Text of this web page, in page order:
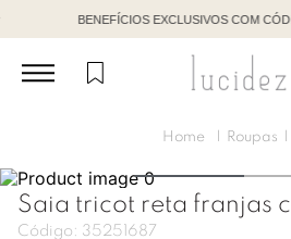
BENEFÍCIOS EXCLUSIVOS COM
Roupas
Saia tricot reta franjas
Código: 35251687